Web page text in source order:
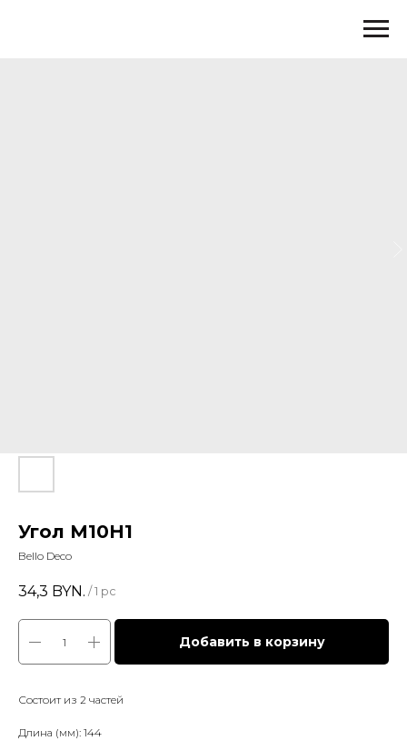
Угол М10Н1
Bello Deco
34,3 BYN. / 1 pc
Добавить в корзину
Состоит из 2 частей
Длина (мм): 144